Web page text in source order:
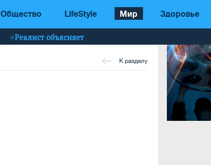
Общество LifeStyle Мир Здоровье
Реалист объясняет
К разделу